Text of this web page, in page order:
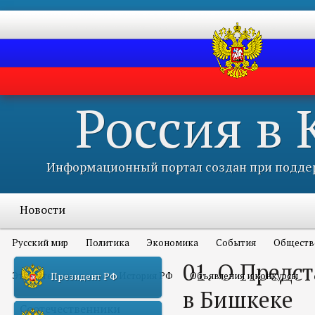
Россия в
Информационный портал создан при
Новости
Русский мир Политика Экономика События
Это интересно всем История РФ Объявления и конкурсы
Соотечественники
Президент РФ
01. О
в Бишкеке